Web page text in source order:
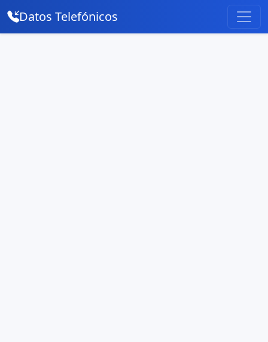
Datos Telefónicos